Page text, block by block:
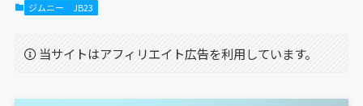
ジムニー JB23
当サイトはアフィリエイト広告を利用しています。